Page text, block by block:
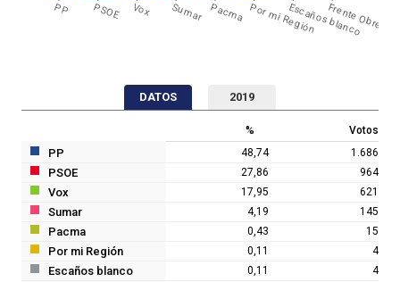
PP PSOE Vox Sumar Pacma Por mi RegiónEscaños blanco
Frente Obrero
DATOS 2019
% Votos
PP 48,74 1.686
PSOE 27,86 964
Vox 17,95 621
Sumar 4,19 145
Pacma 0,43 15
Por mi Región 0,11 4
Escaños blanco 0,11 4